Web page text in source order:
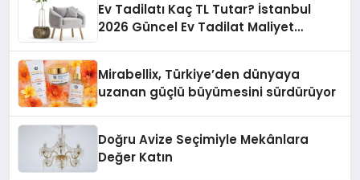
Ev Tadilatı Kaç TL Tutar? İstanbul
2026 Güncel Ev Tadilat Maliyet
Mirabellix, Türkiye’den dünyaya
uzanan güçlü büyümesini sürdürüyor
Doğru Avize Seçimiyle Mekânlara
Değer Katın